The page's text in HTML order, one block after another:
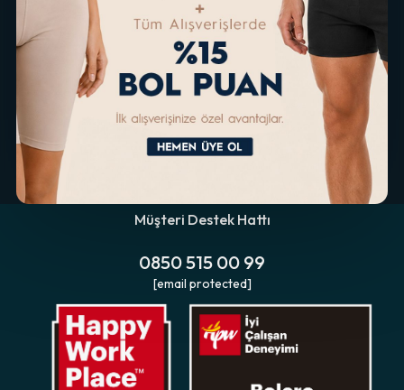
Müşteri Destek Hattı
0850 515 00 99
[email protected]